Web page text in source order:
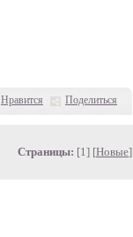
Нравится Поделиться
Страницы: [1] [Новые]